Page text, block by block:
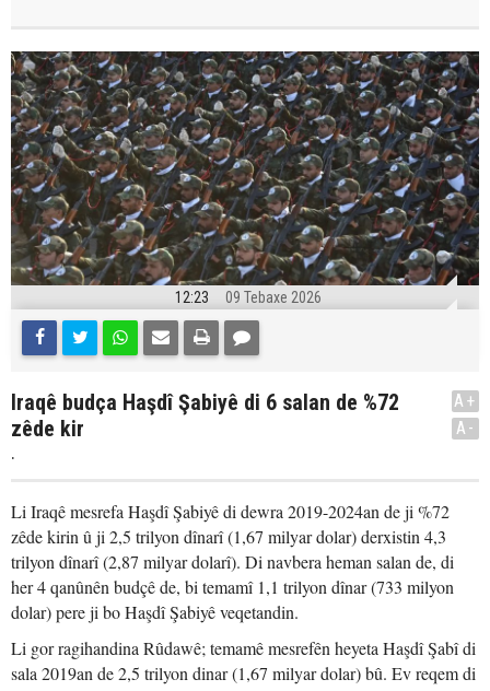
12:23 09 Tebaxe 2026
Iraqê budça Haşdî Şabiyê di 6 salan de %72
zêde kir
.
A+
A-
Li Iraqê mesrefa Haşdî Şabiyê di dewra 2019-2024an de ji %72
zêde kirin û ji 2,5 trilyon dînarî (1,67 milyar dolar) derxistin 4,3
trilyon dînarî (2,87 milyar dolarî). Di navbera heman salan de, di
her 4 qanûnên budçê de, bi temamî 1,1 trilyon dînar (733 milyon
dolar) pere ji bo Haşdî Şabiyê veqetandin.
Li gor ragihandina Rûdawê; temamê mesrefên heyeta Haşdî Şabî di
sala 2019an de 2,5 trilyon dinar (1,67 milyar dolar) bû. Ev reqem di